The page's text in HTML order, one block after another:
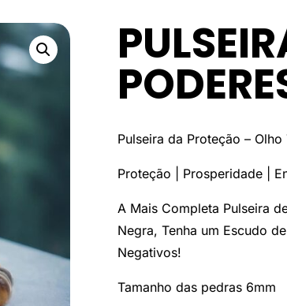
Pulseira da Proteção –
Proteção | Prosperidade |
A Mais Completa Pulseira
Negra, Tenha um Escudo
Negativos!
Tamanho das pedras 6mm